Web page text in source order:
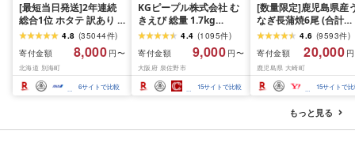
[最短当日発送]2年連続
総合1位 ホタテ 訳あり (
ふるさと納税 ほたて ふ
るさと納税 訳あり 帆立
ふるさと わけあり ホタ
テ貝柱 貝 人気 不揃い 刺
身 規格外 魚介 ランキン
グ 海鮮 冷凍 発送時期が
グ対象)
4.8 (35044件)
寄付金額
8,000 円〜
北海道 別海町
6サイトで比較
KGピープル株式会社 む
きえび 総量 1.7kg
(850g×2P) 特大 5Lサイ
ズ バナメイエビ バラ凍
結 下処理不要 サイズ不
揃い 訳あり
4.4 (1095件)
寄付金額
9,000 円〜
大阪府 泉佐野市
15サイトで比較
[数量限定]鹿児島県産
なぎ長蒲焼6尾 (合計
600g以上)4.6 (9593件)
寄付金額
20,000
鹿児島県 大崎町
15サイトで
もっと見る